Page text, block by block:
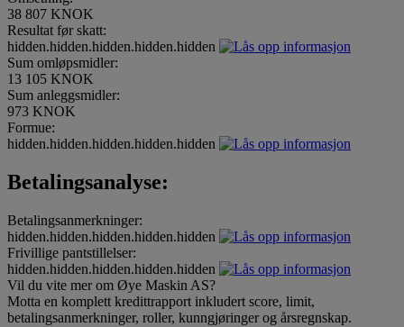
38 807 KNOK
Resultat før skatt:
hidden.hidden.hidden.hidden.hidden
Sum omløpsmidler:
13 105 KNOK
Sum anleggsmidler:
973 KNOK
Formue:
hidden.hidden.hidden.hidden.hidden
Betalingsanalyse:
Betalingsanmerkninger:
hidden.hidden.hidden.hidden.hidden
Frivillige pantstillelser:
hidden.hidden.hidden.hidden.hidden
Vil du vite mer om Øye Maskin AS?
Motta en komplett kredittrapport inkludert score, limit,
betalingsanmerkninger, roller, kunngjøringer og årsregnskap.